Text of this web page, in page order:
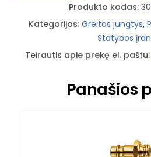
Produkto kodas:
Kategorijos: Greitos jungtys,
Statybos
Teirautis apie prekę el. paštu:
Panašios